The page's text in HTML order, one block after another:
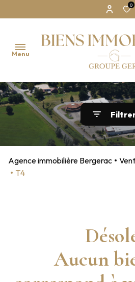
0
Menu
NOS
BIENS
ESTIMATION
Agence immobilière Bergerac
T4
Aucun